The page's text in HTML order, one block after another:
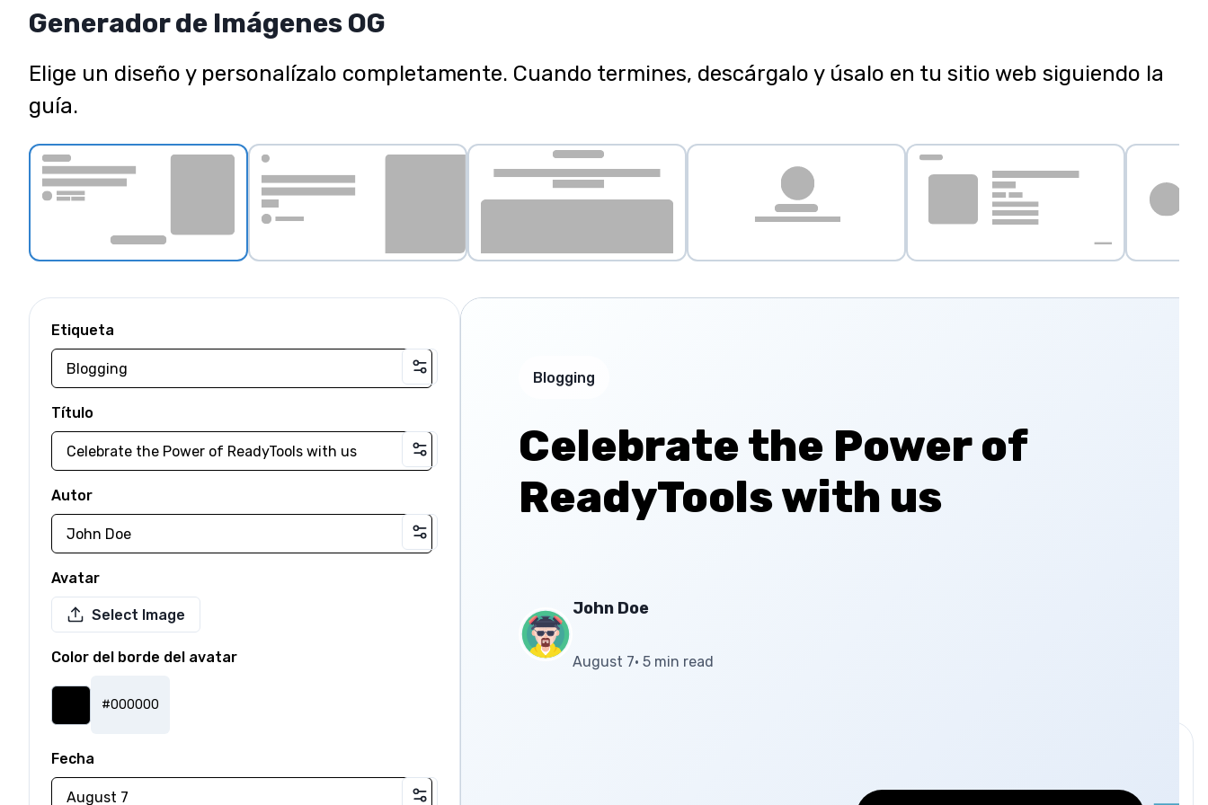
Generador de Imágenes OG
Elige un diseño y personalízalo completamente. Cuando termines, descárgalo y úsalo en tu sitio web siguiendo la
guía.
Etiqueta
Título
Autor
Avatar
Select Image
Color del borde del avatar
#000000
Fecha
Blogging
Celebrate the Power of
ReadyTools with us
John Doe
August 7• 5 min read